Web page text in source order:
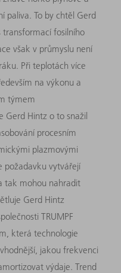
paliva. To by chtěl Gerd
fosilního
však v průmyslu není
Při teplotách více
na výkonu a
týmem
Gerd Hintz o to snažil
procesním
plazmovými
požadavku vytvářejí
tak mohou nahradit
Gerd Hintz
TRUMPF
která technologie
jakou frekvenci
výdaje. Trend